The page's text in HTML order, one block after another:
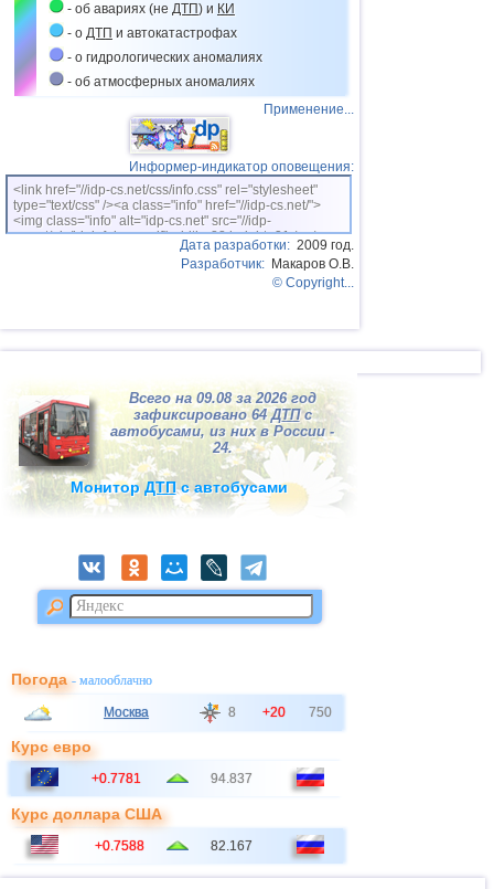
- об авариях (не ДТП) и КИ
- о ДТП и автокатастрофах
- о гидрологических аномалиях
- об атмосферных аномалиях
Применение...
Информер-индикатор оповещения:
<link href="//idp-cs.net/css/info.css" rel="stylesheet"
type="text/css" /><a class="info" href="//idp-cs.net/">
<img class="info" alt="idp-cs.net" src="//idp-
cs.net/pix/idpinfok_sm.gif" width=88 height=31 /></a>
Дата разработки: 2009 год.
Разработчик: Макаров О.В.
© Copyright...
Всего на 09.08 за 2026 год
зафиксировано 64ДТПс
автобусами, из них в России -
24.
Монитор ДТПс автобусами
Погода- малооблачно
Москва 8 +20 750
Курс евро
+0.7781 94.837
Курс доллара США
+0.7588 82.167